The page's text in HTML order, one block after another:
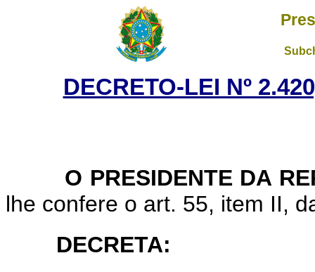
DECRETO-LEI Nº
O PRESIDENTE DA
lhe confere o art. 55, item II,
DECRETA: